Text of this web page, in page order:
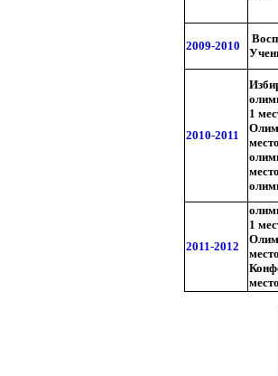
2009-2010
2010-2011
1
место
место
2011-2012
1
место
место